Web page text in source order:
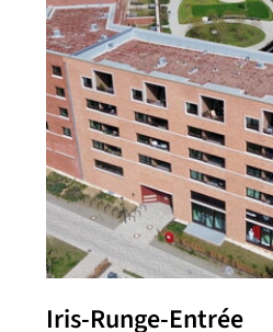
Iris-Runge-Entrée